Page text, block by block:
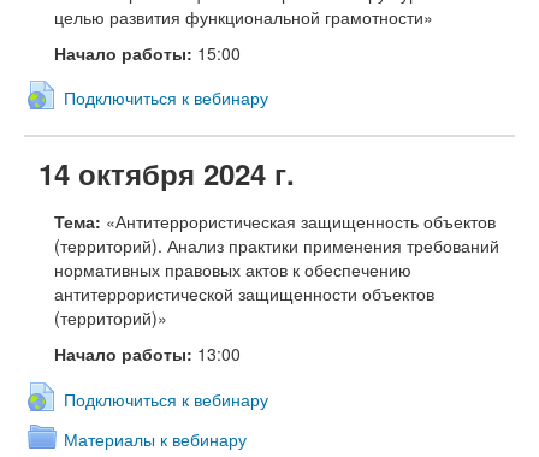
целью развития функциональной грамотности»
Начало работы: 15:00
Подключиться к вебинару
14 октября 2024 г.
Тема: «Антитеррористическая защищенность объектов
(территорий). Анализ практики применения требований
нормативных правовых актов к обеспечению
антитеррористической защищенности объектов
(территорий)»
Начало работы: 13:00
Подключиться к вебинару
Материалы к вебинару